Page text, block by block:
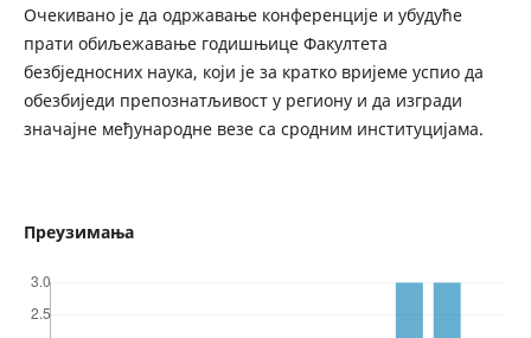
Очекивано је да одржавање конференције и убудуће
прати обиљежавање годишњице Факултета
безбједносних наука, који је за кратко вријеме успио да
обезбиједи препознатљивост у региону и да изгради
значајне међународне везе са сродним институцијама.
Преузимања